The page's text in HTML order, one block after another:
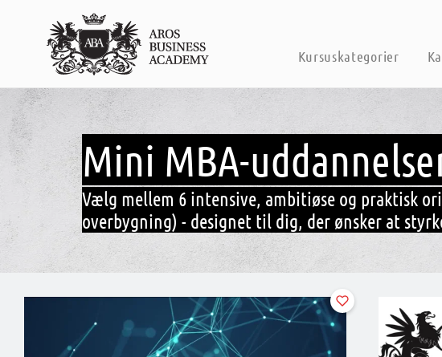
Kursuskategorier
Mini MBA-
Vælg mellem 6 intensive, ambitiøse og praktisk
overbygning) - designet til dig, der ønsker at